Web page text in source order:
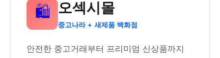
🛍️ 오섹시몰
중고나라 + 새제품 백화점
안전한 중고거래부터 프리미엄 신상품까지